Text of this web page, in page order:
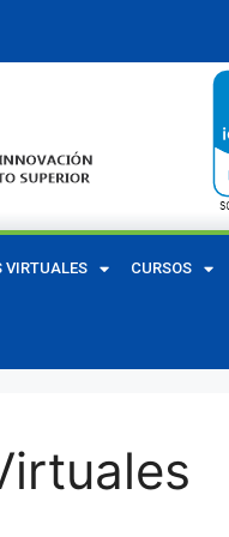
VIRTUALES CURSOS